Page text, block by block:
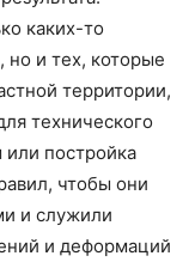
каких-то
и тех, которые
территории,
технического
постройка
чтобы они
и служили
и деформаций